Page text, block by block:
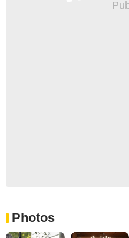
Photos